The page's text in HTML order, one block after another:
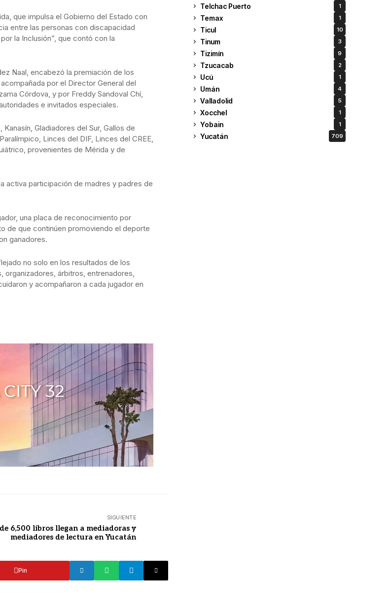
que impulsa el Gobierno del Estado con
entre las personas con discapacidad
la Inclusión”, que contó con la
Naal, encabezó la premiación de los
por el Director General del
Córdova, y por Freddy Sandoval Chí,
e invitados especiales.
Gladiadores del Sur, Gallos de
Linces del DIF, Linces del CREE,
provenientes de Mérida y de
activa participación de madres y padres de
una placa de reconocimiento por
de que continúen promoviendo el deporte
ganadores.
no solo en los resultados de los
organizadores, árbitros, entrenadores,
y acompañaron a cada jugador en
SIGUIENTE
6,500 libros llegan a mediadoras y
mediadores de lectura en Yucatán
Pin
Telchac Puerto 1
Temax 1
Ticul 10
Tinum 3
Tizimín 9
Tzucacab 2
Ucú 1
Umán 4
Valladolid 5
Xocchel 1
Yobain 1
Yucatán 709